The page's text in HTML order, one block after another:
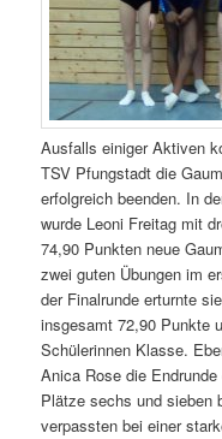
Ausfalls einiger Aktiven
TSV Pfungstadt die
erfolgreich beenden. In
wurde Leoni Freitag mit
74,90 Punkten neue
zwei guten Übungen im
der Finalrunde erturnte
insgesamt 72,90 Punkte
Schülerinnen Klasse.
Anica Rose die
Plätze sechs und sieben
verpassten bei einer